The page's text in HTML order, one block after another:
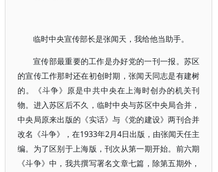
临时中央宣传部长是张闻天，我给他当助手。
宣传部最重要的工作是办好党的一刊一报。苏区
的宣传工作那时还在初创时期，张闻天同志是有建树
的。《斗争》原是中共中央在上海时创办的机关刊
物。进入苏区后不久，临时中央与苏区中央局合并，
中央局原来出版的《实话》与《党的建设》两刊合并
改名《斗争》，在1933年2月4日出版，由张闻天任主
编。为了区别于上海版，刊次从第一期开始。前六期
《斗争》中，我共撰写署名文章七篇，除第五期外，